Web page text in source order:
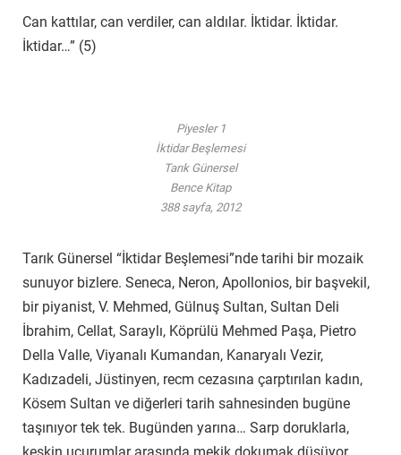
Can kattılar, can verdiler, can aldılar. İktidar. İktidar.
İktidar…” (5)
Piyesler 1
İktidar Beşlemesi
Tarık Günersel
Bence Kitap
388 sayfa, 2012
Tarık Günersel “İktidar Beşlemesi”nde tarihi bir mozaik
sunuyor bizlere. Seneca, Neron, Apollonios, bir başvekil,
bir piyanist, V. Mehmed, Gülnuş Sultan, Sultan Deli
İbrahim, Cellat, Saraylı, Köprülü Mehmed Paşa, Pietro
Della Valle, Viyanalı Kumandan, Kanaryalı Vezir,
Kadızadeli, Jüstinyen, recm cezasına çarptırılan kadın,
Kösem Sultan ve diğerleri tarih sahnesinden bugüne
taşınıyor tek tek. Bugünden yarına… Sarp doruklarla,